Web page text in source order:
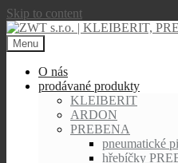
Skip to content
Menu
O nás
prodávané produkty
KLEIBERIT
ARDON
PREBENA
pneumatické
hřebíčky